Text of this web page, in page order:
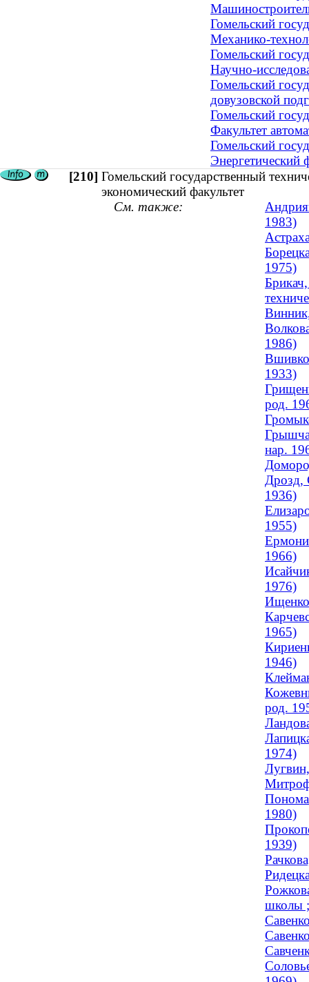
Гомельский
Механико-
Гомельский
Научно-
Гомельский
довузовской
Гомельский
Факультет
Гомельский
Энергетический
[210] Гомельский государственный
экономический факультет
См. также:
1983)
1975)
1986)
1933)
род.
нар.
Дрозд,
1936)
1955)
1966)
1976)
1965)
1946)
род.
1974)
1980)
1939)
школы